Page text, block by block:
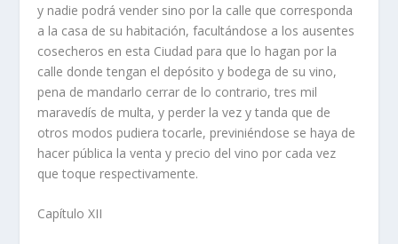
y nadie podrá vender sino por la calle que corresponda
a la casa de su habitación, facultándose a los ausentes
cosecheros en esta Ciudad para que lo hagan por la
calle donde tengan el depósito y bodega de su vino,
pena de mandarlo cerrar de lo contrario, tres mil
maravedí­s de multa, y perder la vez y tanda que de
otros modos pudiera tocarle, previniéndose se haya de
hacer pública la venta y precio del vino por cada vez
que toque respectivamente.
Capí­tulo XII